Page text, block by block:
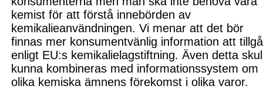
kemist för att förstå innebörden av
kemikalieanvändningen. Vi menar att det bör
finnas mer konsumentvänlig information att tillgå
enligt EU:s kemikalielagstiftning.Även detta
kunna kombineras med informationssystem om
olika kemiska ämnens förekomst i olika varor.